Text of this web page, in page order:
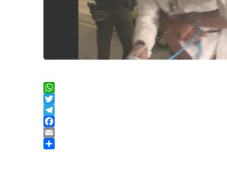
WhatsApp
Twitter
Telegram
Facebook
Email